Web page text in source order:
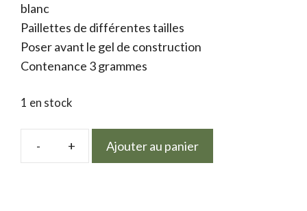
1.70 €.1.20 €.
blanc
Paillettes de différentes tailles
Poser avant le gel de construction
Contenance 3 grammes
1 en stock
quantité
Ajouter au panier